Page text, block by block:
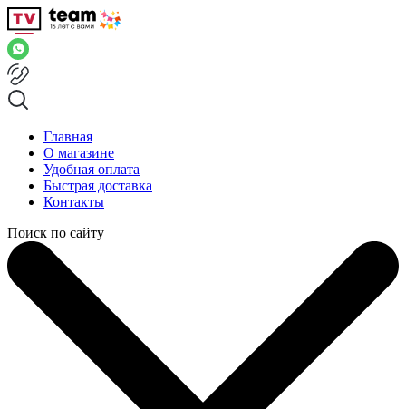
Главная
О магазине
Удобная оплата
Быстрая доставка
Контакты
Поиск по сайту